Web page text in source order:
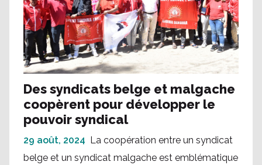
Des syndicats belge et malgache
coopèrent pour développer le
pouvoir syndical
29 août, 2024 La coopération entre un syndicat
belge et un syndicat malgache est emblématique